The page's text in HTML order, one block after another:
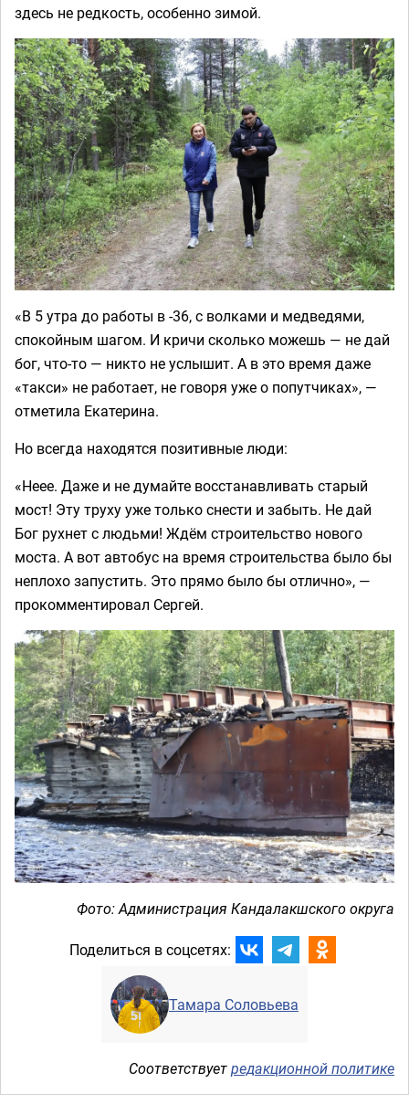
здесь не редкость, особенно зимой.
«В 5 утра до работы в -36, с волками и медведями,
спокойным шагом. И кричи сколько можешь — не дай
бог, что-то — никто не услышит. А в это время даже
«такси» не работает, не говоря уже о попутчиках», —
отметила Екатерина.
Но всегда находятся позитивные люди:
«Неее. Даже и не думайте восстанавливать старый
мост! Эту труху уже только снести и забыть. Не дай
Бог рухнет с людьми! Ждём строительство нового
моста. А вот автобус на время строительства было бы
неплохо запустить. Это прямо было бы отлично», —
прокомментировал Сергей.
Фото: Администрация Кандалакшского округа
Поделиться в соцсетях:
Тамара Соловьева
Соответствуетредакционной политике